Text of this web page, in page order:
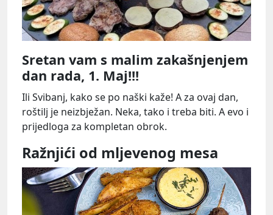
Sretan vam s malim zakašnjenjem
dan rada, 1. Maj!!!
Ili Svibanj, kako se po naški kaže! A za ovaj dan,
roštilj je neizbježan. Neka, tako i treba biti. A evo i
prijedloga za kompletan obrok.
Ražnjići od mljevenog mesa